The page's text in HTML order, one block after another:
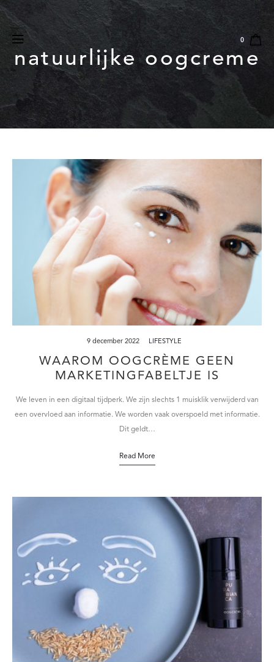
Natuurlijk Vegan
Dierproefvrij 0
natuurlijke oogcreme
9 december 2022 LIFESTYLE
WAAROM OOGCRÈME GEEN
MARKETINGFABELTJE IS
We leven in een digitaal tijdperk. We zijn slechts 1 muisklik verwijderd van
een overvloed aan informatie. We worden vaak overspoeld met informatie.
Dit geldt…
Read More